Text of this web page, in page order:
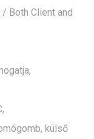
Both Client and
külső